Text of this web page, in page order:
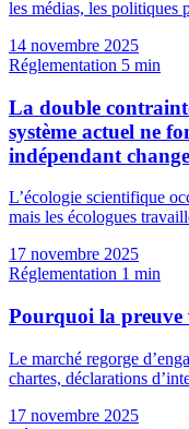
les médias, les politiques
14 novembre 2025
Réglementation 5 min
La double
système actuel ne
indépendant
L’écologie scientifique
mais les écologues
17 novembre 2025
Réglementation 1 min
Pourquoi la preuve
Le marché regorge
chartes, déclarations
17 novembre 2025